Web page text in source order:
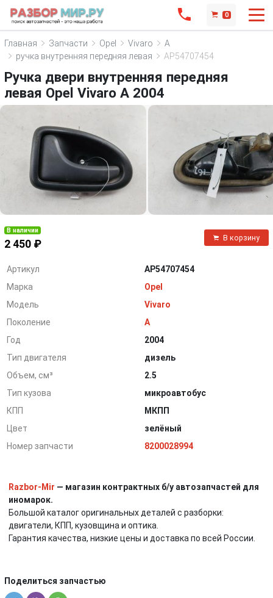
0
Главная Запчасти Opel Vivaro
A
ручка внутренняя передняя левая
AP54707454
Ручка двери внутренняя передняя
левая Opel Vivaro A 2004
В наличии
2 450 ₽
В корзину
Артикул
AP54707454
Марка
Opel
Модель
Vivaro
Поколение
A
Год
2004
Тип двигателя
дизель
Объем, см³
2.5
Тип кузова
микроавтобус
КПП
МКПП
Цвет
зелёный
Номер запчасти
8200028994
Razbor-Mir — магазин контрактных б/у автозапчастей для
иномарок.
Большой каталог оригинальных деталей с разборки:
двигатели, КПП, кузовщина и оптика.
Гарантия качества, низкие цены и доставка по всей России.
Поделиться запчастью